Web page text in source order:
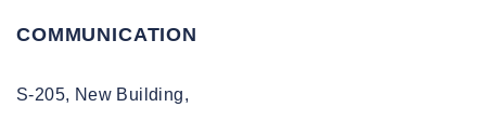
COMMUNICATION
S-205, New Building,